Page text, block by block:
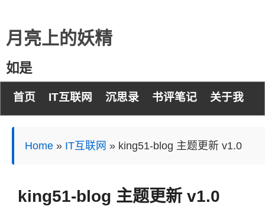
月亮上的妖精
如是
首页 IT互联网 沉思录 书评笔记 关于我
Home» IT互联网 » king51-blog 主题更新 v1.0
king51-blog 主题更新 v1.0